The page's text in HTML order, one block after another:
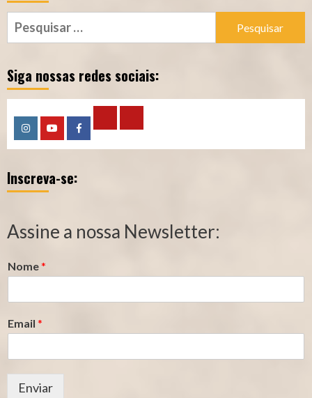
Pesquisar
por:
Siga nossas redes sociais:
InstagramYouTubeFacebook
Calculadora
–
Segurado
Calculadora
–
Contribuição
Inscreva-se:
Assine a nossa Newsletter:
Nome*
Email *
Enviar